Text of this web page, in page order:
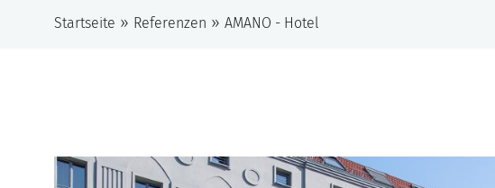
Startseite » Referenzen » AMANO - Hotel